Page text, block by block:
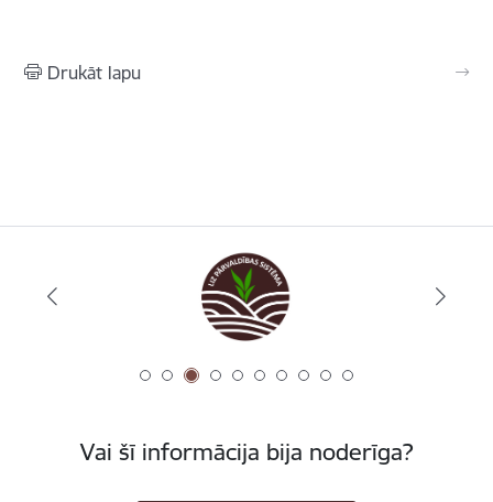
Drukāt lapu
Vai šī informācija bija noderīga?